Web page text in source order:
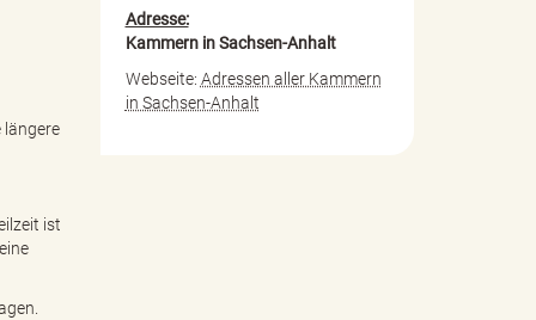
längere
ist
Adresse:
Kammern in Sachsen-Anhalt
Webseite: Adressen aller Kammern
in Sachsen-Anhalt